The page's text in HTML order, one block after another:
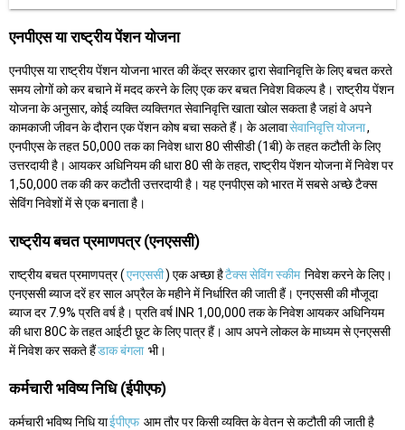
एनपीएस या राष्ट्रीय पेंशन योजना
एनपीएस या राष्ट्रीय पेंशन योजना भारत की केंद्र सरकार द्वारा सेवानिवृत्ति के लिए बचत करते
समय लोगों को कर बचाने में मदद करने के लिए एक कर बचत निवेश विकल्प है। राष्ट्रीय पेंशन
योजना के अनुसार, कोई व्यक्ति व्यक्तिगत सेवानिवृत्ति खाता खोल सकता है जहां वे अपने
कामकाजी जीवन के दौरान एक पेंशन कोष बचा सकते हैं। के अलावासेवानिवृत्ति योजना,
एनपीएस के तहत 50,000 तक का निवेश धारा 80 सीसीडी (1बी) के तहत कटौती के लिए
उत्तरदायी है। आयकर अधिनियम की धारा 80 सी के तहत, राष्ट्रीय पेंशन योजना में निवेश पर
1,50,000 तक की कर कटौती उत्तरदायी है। यह एनपीएस को भारत में सबसे अच्छे टैक्स
सेविंग निवेशों में से एक बनाता है।
राष्ट्रीय बचत प्रमाणपत्र (एनएससी)
राष्ट्रीय बचत प्रमाणपत्र (एनएससी) एक अच्छा हैटैक्स सेविंग स्कीम निवेश करने के लिए।
एनएससी ब्याज दरें हर साल अप्रैल के महीने में निर्धारित की जाती हैं। एनएससी की मौजूदा
ब्याज दर 7.9% प्रति वर्ष है। प्रति वर्ष INR 1,00,000 तक के निवेश आयकर अधिनियम
की धारा 80C के तहत आईटी छूट के लिए पात्र हैं। आप अपने लोकल के माध्यम से एनएससी
में निवेश कर सकते हैंडाक बंगला भी।
कर्मचारी भविष्य निधि (ईपीएफ)
कर्मचारी भविष्य निधि याईपीएफ आम तौर पर किसी व्यक्ति के वेतन से कटौती की जाती है